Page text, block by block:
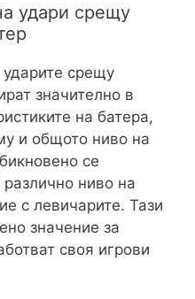
удари срещу
срещу
значително в
на батера,
и общото ниво на
се
ниво на
с левичарите. Тази
значение за
своя игрови